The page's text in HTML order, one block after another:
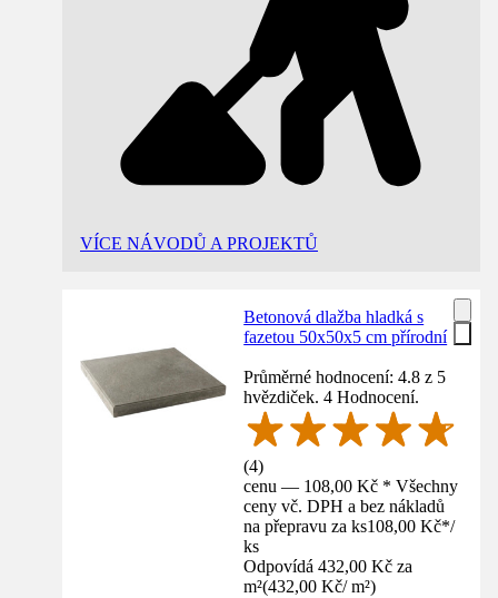
VÍCE NÁVODŮ A PROJEKTŮ
Betonová dlažba hladká s
fazetou 50x50x5 cm přírodní
Průměrné hodnocení: 4.8 z 5
hvězdiček. 4 Hodnocení.
(4)
cenu — 108,00 Kč * Všechny
ceny vč. DPH a bez nákladů
na přepravu za ks108,00 Kč*/
ks
Odpovídá 432,00 Kč za
m²(432,00 Kč/ m²)